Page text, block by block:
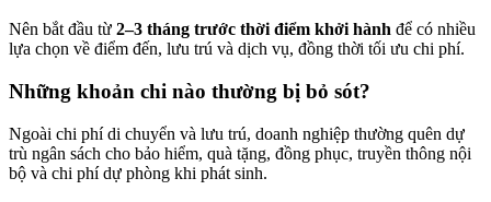
Nên bắt đầu từ 2–3 tháng trước thời điểm khởi hành để có nhiều
lựa chọn về điểm đến, lưu trú và dịch vụ, đồng thời tối ưu chi phí.
Những khoản chi nào thường bị bỏ sót?
Ngoài chi phí di chuyển và lưu trú, doanh nghiệp thường quên dự
trù ngân sách cho bảo hiểm, quà tặng, đồng phục, truyền thông nội
bộ và chi phí dự phòng khi phát sinh.